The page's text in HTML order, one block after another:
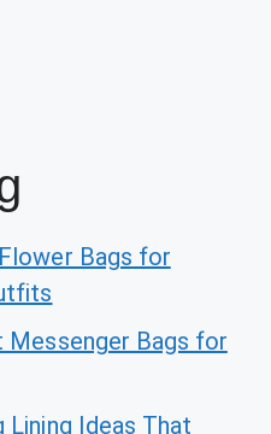
Bags for
Messenger Bags for
Ideas That